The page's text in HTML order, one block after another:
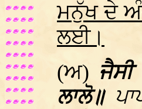
ਮਨੁੱਖ ਦੇ
ਲਈ।
(ਅ)
ਲਾਲੋ॥